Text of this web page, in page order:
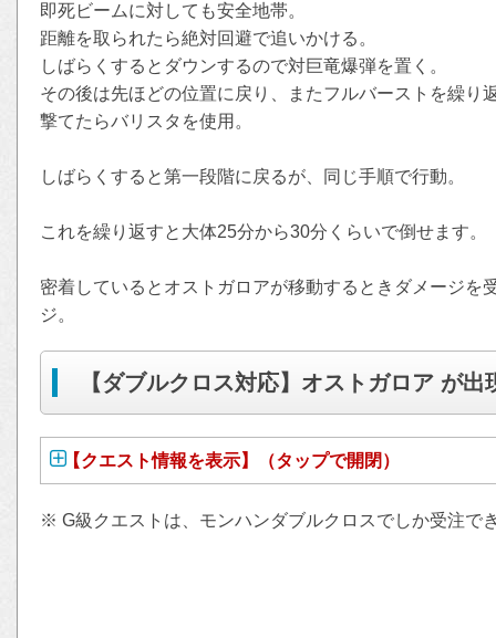
即死ビームに対しても安全地帯。
距離を取られたら絶対回避で追いかける。
しばらくするとダウンするので対巨竜爆弾を置く。
その後は先ほどの位置に戻り、またフルバーストを繰り
撃てたらバリスタを使用。
しばらくすると第一段階に戻るが、同じ手順で行動。
これを繰り返すと大体25分から30分くらいで倒せます。
密着しているとオストガロアが移動するときダメージを
ジ。
【ダブルクロス対応】オストガロア が
【クエスト情報を表示】（タップで開閉）
※ G級クエストは、モンハンダブルクロスでしか受注で